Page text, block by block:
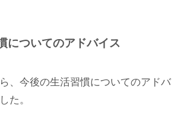
についてのアドバイス
、今後の生活習慣についてのアドバ
た。